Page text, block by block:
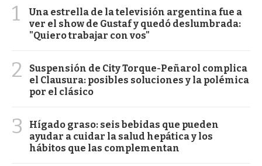
1
Una estrella de la televisión argentina fue a
ver el show de Gustaf y quedó deslumbrada:
"Quiero trabajar con vos"
2
Suspensión de City Torque-Peñarol complica
el Clausura: posibles soluciones y la polémica
por el clásico
3
Hígado graso: seis bebidas que pueden
ayudar a cuidar la salud hepática y los
hábitos que las complementan